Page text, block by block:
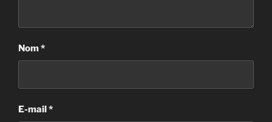
Nom*
E-mail*